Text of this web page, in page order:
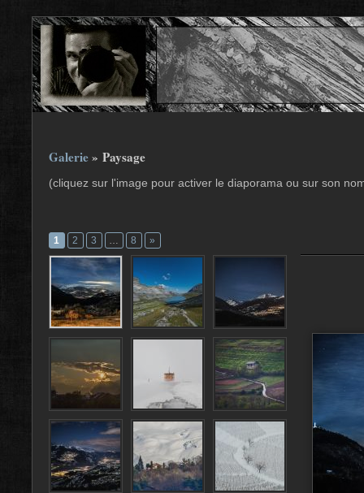
Galerie» Paysage
(cliquez sur l'image pour activer le diaporama ou sur son
1 2 3 … 8 »